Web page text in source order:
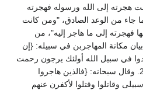
هجرته إلى الله ورسوله فهجرته
جاء من الوعد الصادق، "ومن كانت
فهجرته إلى ما هاجر إليه"، من
مكانة المهاجربن في سبيله: {إن
في سبيل الله أولئك يرجون رحمت
الله والله غفور رحيم}البقرة:218. وقال سبحانه: {فالذين هاجروا
وقاتلوا وقتلوا لأكفرن عنهم